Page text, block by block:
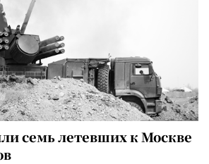
семь летевших к Москве